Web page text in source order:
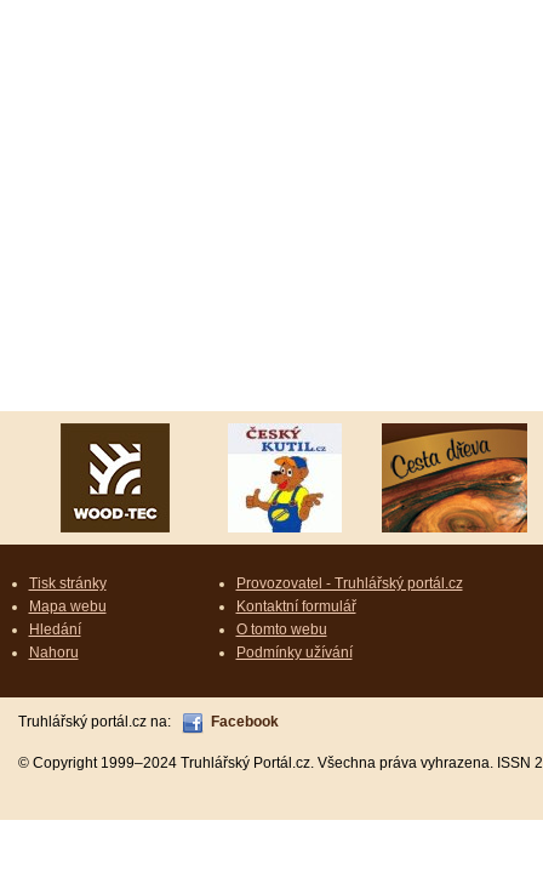
Tisk stránky
Mapa webu
Hledání
Nahoru
Provozovatel - Truhlářský portál.cz
Kontaktní formulář
O tomto webu
Podmínky užívání
Truhlářský portál.cz na: Facebook
© Copyright 1999–2024 Truhlářský Portál.cz. Všechna práva vyhrazena.